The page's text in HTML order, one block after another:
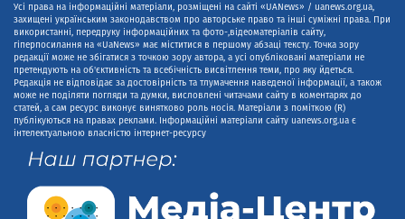
Усі права на інформаційні матеріали, розміщені на сайті «UANews» / uanews.org.ua,
захищені українським законодавством про авторське право та інші суміжні права. При
використанні, передруку інформаційних та фото-,відеоматеріалів сайту,
гіперпосилання на «UaNews» має міститися в першому абзаці тексту. Точка зору
редакції може не збігатися з точкою зору автора, а усі опубліковані матеріали не
претендують на об'єктивність та всебічність висвітлення теми, про яку йдеться.
Редакція не відповідає за достовірність та тлумачення наведеної інформації, а також
може не поділяти погляди та думки, висловлені читачами сайту в коментарях до
статей, а сам ресурс виконує винятково роль носія. Матеріали з поміткою (R)
публікуються на правах реклами. Інформаційні матеріали сайту uanews.org.ua є
інтелектуальною власністю інтернет-ресурсу